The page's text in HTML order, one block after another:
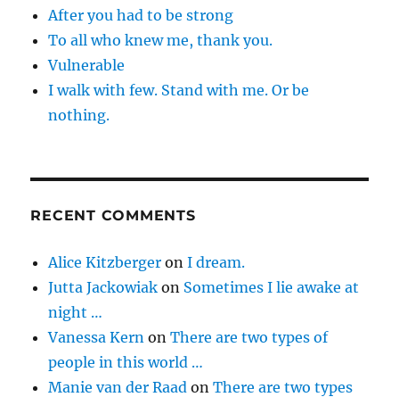
After you had to be strong
To all who knew me, thank you.
Vulnerable
I walk with few. Stand with me. Or be
nothing.
RECENT COMMENTS
Alice Kitzberger onI dream.
Jutta Jackowiak on Sometimes I lie awake at
night …
Vanessa Kern onThere are two types of
people in this world …
Manie van der Raad onThere are two types